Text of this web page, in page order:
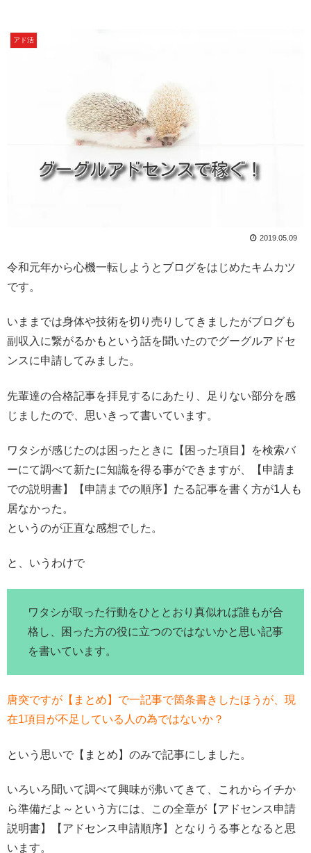
アド活
2019.05.09
令和元年から心機一転しようとブログをはじめたキムカツ
です。
いままでは身体や技術を切り売りしてきましたがブログも
副収入に繋がるかもという話を聞いたのでグーグルアドセ
ンスに申請してみました。
先輩達の合格記事を拝見するにあたり、足りない部分を感
じましたので、思いきって書いています。
ワタシが感じたのは困ったときに【困った項目】を検索バ
ーにて調べて新たに知識を得る事ができますが、【申請ま
での説明書】【申請までの順序】たる記事を書く方が1人も
居なかった。
というのが正直な感想でした。
と、いうわけで
ワタシが取った行動をひととおり真似れば誰もが合
格し、困った方の役に立つのではないかと思い記事
を書いています。
唐突ですが【まとめ】で一記事で箇条書きしたほうが、現
在1項目が不足している人の為ではないか？
という思いで【まとめ】のみで記事にしました。
いろいろ聞いて調べて興味が沸いてきて、これからイチか
ら準備だよ～という方には、この全章が【アドセンス申請
説明書】【アドセンス申請順序】となりうる事となると思
います。